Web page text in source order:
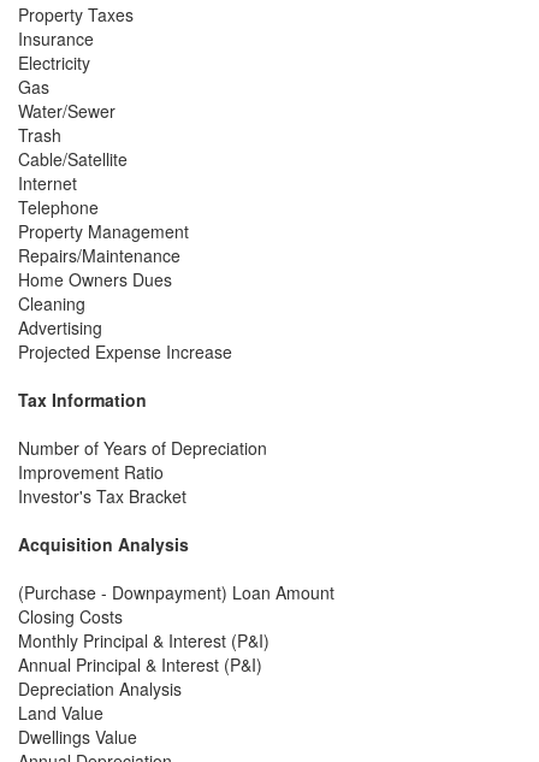
Property Taxes
Insurance
Electricity
Gas
Water/Sewer
Trash
Cable/Satellite
Internet
Telephone
Property Management
Repairs/Maintenance
Home Owners Dues
Cleaning
Advertising
Projected Expense Increase
Tax Information
Number of Years of Depreciation
Improvement Ratio
Investor's Tax Bracket
Acquisition Analysis
(Purchase - Downpayment) Loan Amount
Closing Costs
Monthly Principal & Interest (P&I)
Annual Principal & Interest (P&I)
Depreciation Analysis
Land Value
Dwellings Value